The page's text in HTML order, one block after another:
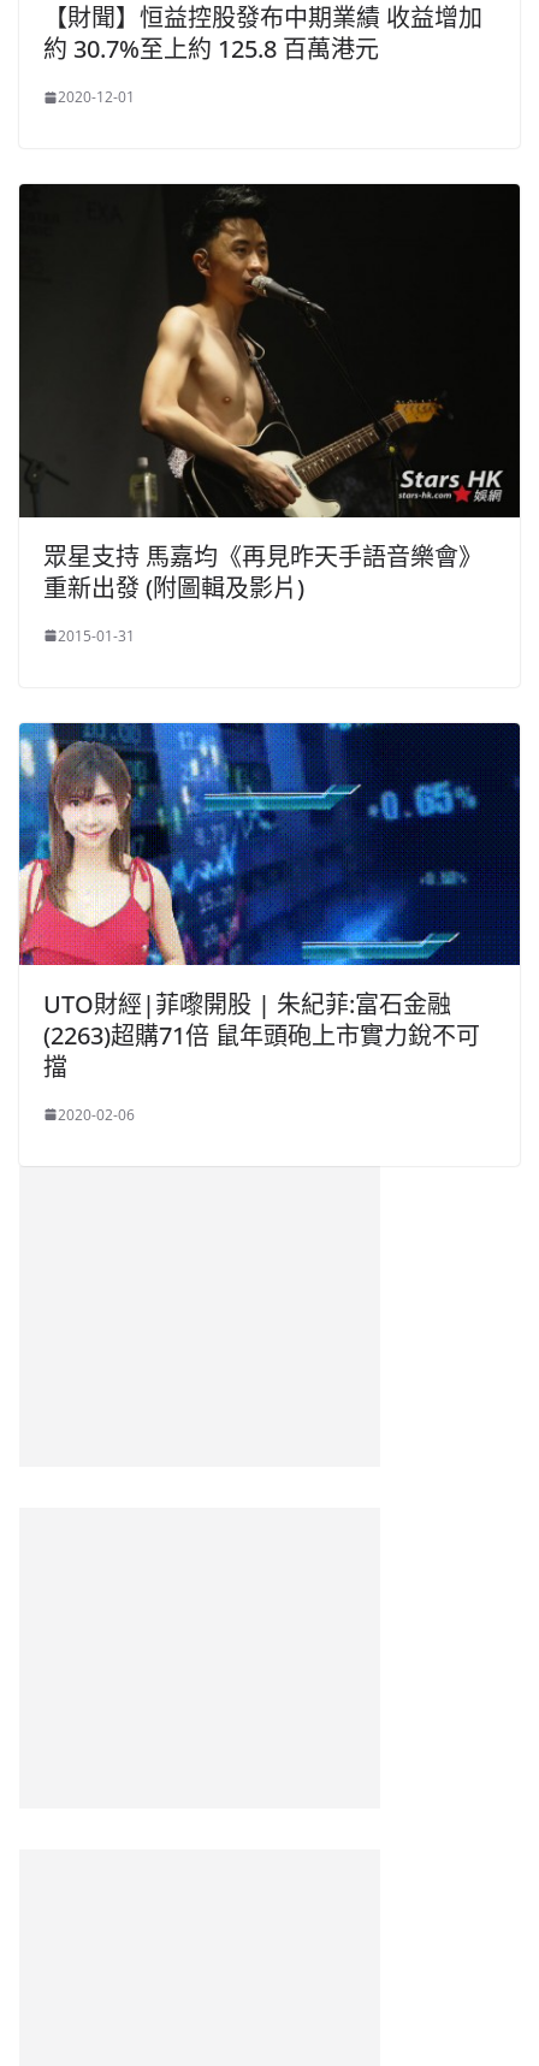
【財聞】恒益控股發布中期業績 收益增加
約 30.7%至上約 125.8 百萬港元
2020-12-01
眾星支持 馬嘉均《再見昨天手語音樂會》
重新出發 (附圖輯及影片)
2015-01-31
UTO財經|菲嚟開股 | 朱紀菲:富石金融
(2263)超購71倍 鼠年頭砲上市實力銳不可
擋
2020-02-06